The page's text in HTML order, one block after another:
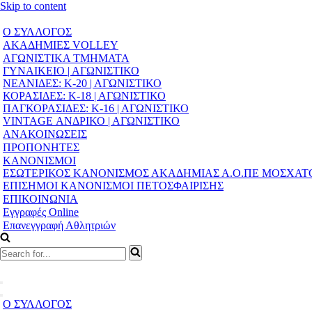
Skip to content
Ο ΣΥΛΛΟΓΟΣ
ΑΚΑΔΗΜΙΕΣ VOLLEY
ΑΓΩΝΙΣΤΙΚΑ ΤΜΗΜΑΤΑ
ΓΥΝΑΙΚΕΙΟ | ΑΓΩΝΙΣΤΙΚΟ
ΝΕΑΝΙΔΕΣ: Κ-20 | ΑΓΩΝΙΣΤΙΚΟ
ΚΟΡΑΣΙΔΕΣ: Κ-18 | ΑΓΩΝΙΣΤΙΚΟ
ΠΑΓΚΟΡΑΣΙΔΕΣ: Κ-16 | ΑΓΩΝΙΣΤΙΚΟ
VINTAGE ΑΝΔΡΙΚΟ | ΑΓΩΝΙΣΤΙΚΟ
ΑΝΑΚΟΙΝΩΣΕΙΣ
ΠΡΟΠΟΝΗΤΕΣ
ΚΑΝΟΝΙΣΜΟΙ
ΕΣΩΤΕΡΙΚΟΣ ΚΑΝΟΝΙΣΜΟΣ ΑΚΑΔΗΜΙΑΣ Α.Ο.ΠΕ
ΕΠΙΣΗΜΟΙ ΚΑΝΟΝΙΣΜΟΙ ΠΕΤΟΣΦΑΙΡΙΣΗΣ
ΕΠΙΚΟΙΝΩΝΙΑ
Εγγραφές Online
Επανεγγραφή Αθλητριών
Search
for...
Menu
Navigation
Ο ΣΥΛΛΟΓΟΣ